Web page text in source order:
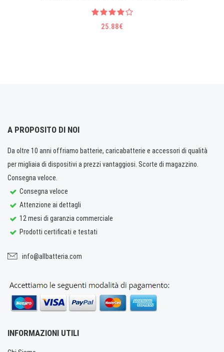
25.88€
A PROPOSITO DI NOI
Da oltre 10 anni offriamo batterie, caricabatterie e accessori di qualità
per migliaia di dispositivi a prezzi vantaggiosi. Scorte di magazzino.
Consegna veloce.
Consegna veloce
Attenzione ai dettagli
12 mesi di garanzia commerciale
Prodotti certificati e testati
info@allbatteria.com
INFORMAZIONI UTILI